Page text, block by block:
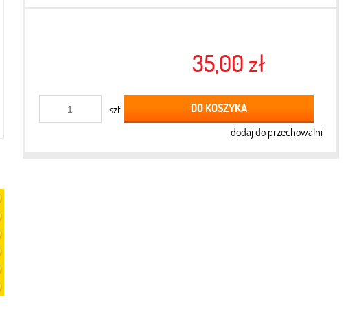
35,00 zł
szt.
DO KOSZYKA
dodaj do przechowalni